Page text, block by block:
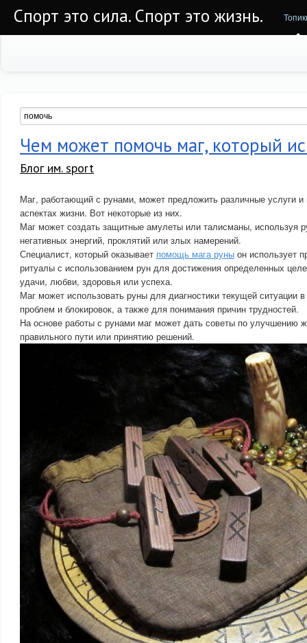
Спорт это сила. Спорт это жизнь.
Чем может помочь маг, который
Блог им. sport
Маг, работающий с рунами, может предложить различные услуги
аспектах жизни. Вот некоторые из них.
Маг может создать защитные амулеты или талисманы, используя
негативных энергий, проклятий или злых намерений.
Специалист, который оказывает помощь мага руны он использует
ритуалы с использованием рун для достижения определенных
удачи, любви, здоровья или успеха.
Маг может использовать руны для диагностики текущей ситуации
проблем и блокировок, а также для понимания причин трудностей.
На основе работы с рунами маг может дать советы по улучшению
правильного пути или принятию решений.